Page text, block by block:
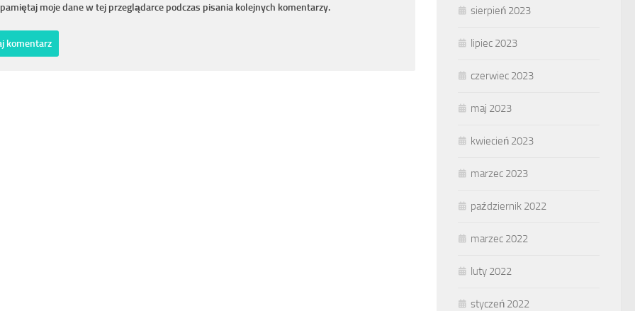
moje dane w tej przeglądarce podczas pisania kolejnych komentarzy. sierpień 2023
lipiec 2023
czerwiec 2023
maj 2023
kwiecień 2023
marzec 2023
październik 2022
marzec 2022
luty 2022
styczeń 2022